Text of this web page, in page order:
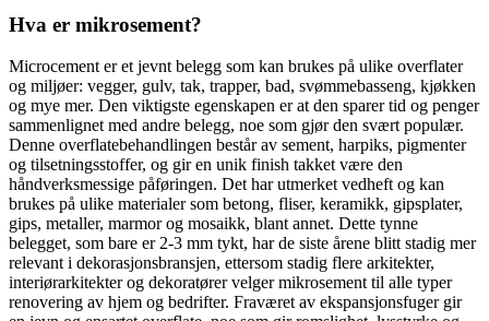
Hva er mikrosement?
Microcement er et jevnt belegg som kan brukes på ulike overflater
og miljøer: vegger, gulv, tak, trapper, bad, svømmebasseng, kjøkken
og mye mer. Den viktigste egenskapen er at den sparer tid og penger
sammenlignet med andre belegg, noe som gjør den svært populær.
Denne overflatebehandlingen består av sement, harpiks, pigmenter
og tilsetningsstoffer, og gir en unik finish takket være den
håndverksmessige påføringen. Det har utmerket vedheft og kan
brukes på ulike materialer som betong, fliser, keramikk, gipsplater,
gips, metaller, marmor og mosaikk, blant annet. Dette tynne
belegget, som bare er 2-3 mm tykt, har de siste årene blitt stadig mer
relevant i dekorasjonsbransjen, ettersom stadig flere arkitekter,
interiørarkitekter og dekoratører velger mikrosement til alle typer
renovering av hjem og bedrifter. Fraværet av ekspansjonsfuger gir